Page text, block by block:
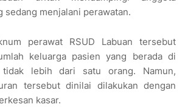
sedang menjalani perawatan.
perawat RSUD Labuan tersebut
keluarga pasien yang berada di
tidak lebih dari satu orang. Namun,
tersebut dinilai dilakukan dengan
kasar.